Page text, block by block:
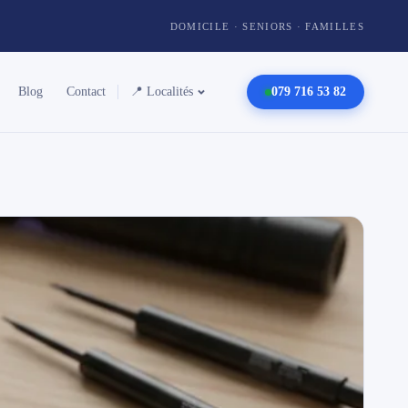
DOMICILE · SENIORS · FAMILLES
Blog Contact 📍 Localités 079 716 53 82